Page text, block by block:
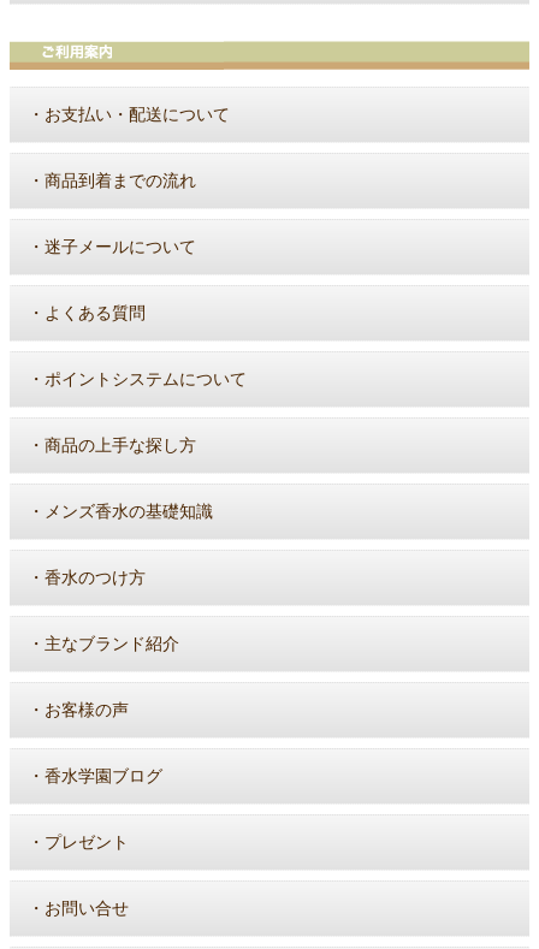
・ お支払い・配送について
・ 商品到着までの流れ
・ 迷子メールについて
・ よくある質問
・ ポイントシステムについて
・ 商品の上手な探し方
・ メンズ香水の基礎知識
・ 香水のつけ方
・ 主なブランド紹介
・ お客様の声
・ 香水学園ブログ
・ プレゼント
・ お問い合せ